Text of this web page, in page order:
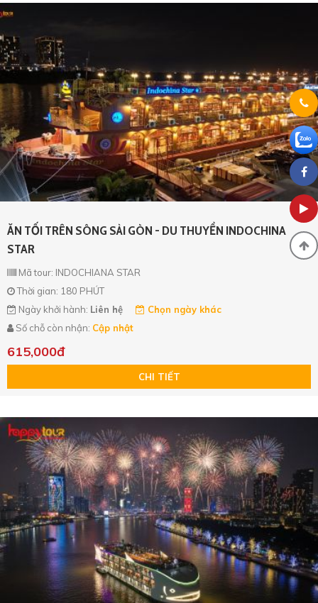
ĂN TỐI TRÊN SÔNG SÀI GÒN - DU THUYỀN INDOCHINA
STAR
Mã tour: INDOCHIANA STAR
Thời gian: 180 PHÚT
Ngày khởi hành: Liên hệ
Chọn ngày khác
Số chỗ còn nhận: Cập nhật
615,000đ
CHI TIẾT